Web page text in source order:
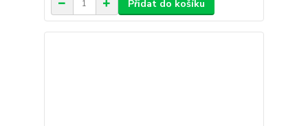
Přidat do košíku